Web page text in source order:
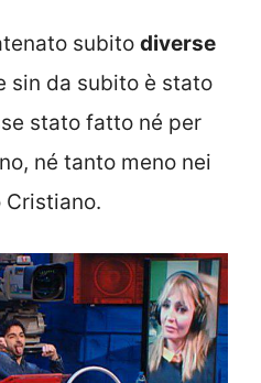
subito diverse
sin da subito è stato
stato fatto né per
né tanto meno nei